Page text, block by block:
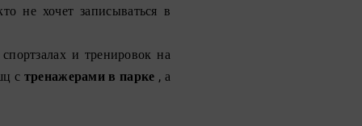
не хочет записываться в
и тренировок на
с тренажерами в парке , а